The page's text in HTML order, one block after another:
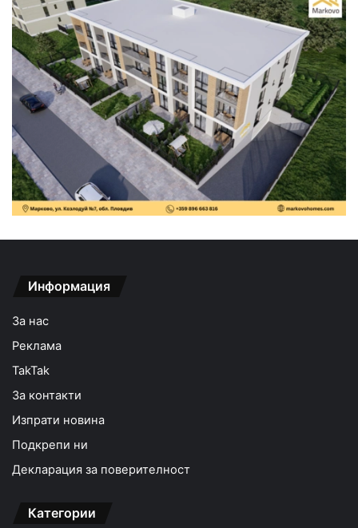
Информация
За нас
Реклама
TakTak
За контакти
Изпрати новина
Подкрепи ни
Декларация за поверителност
Категории